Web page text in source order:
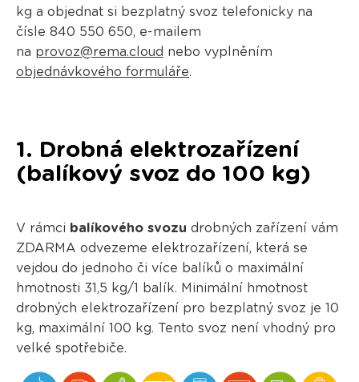
kg a objednat si bezplatný svoz telefonicky na
čísle 840 550 650, e-mailem
na provoz@rema.cloud nebo vyplněním
objednávkového formuláře.
1. Drobná elektrozařízení
(balíkový svoz do 100 kg)
V rámci balíkového svozu drobných zařízení vám
ZDARMA odvezeme elektrozařízení, která se
vejdou do jednoho či více balíků o maximální
hmotnosti 31,5 kg/1 balík. Minimální hmotnost
drobných elektrozařízení pro bezplatný svoz je 10
kg, maximální 100 kg. Tento svoz není vhodný pro
velké spotřebiče.